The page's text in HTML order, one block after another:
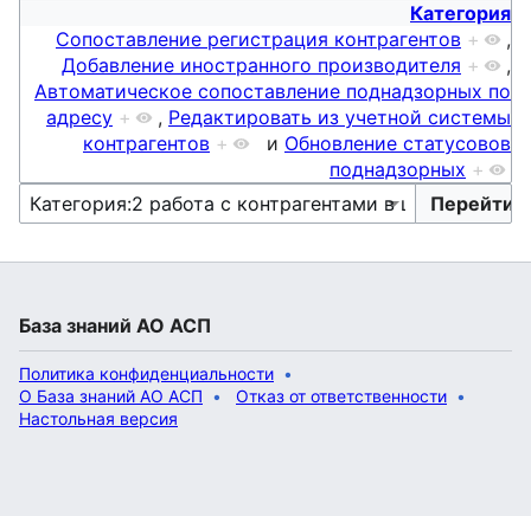
Категория
Сопоставление регистрация контрагентов +
,
Добавление иностранного производителя +
,
Автоматическое сопоставление поднадзорных по
адресу + , Редактировать из учетной системы
контрагентов + и Обновление статусовов
поднадзорных +
База знаний АО АСП
Политика конфиденциальности
О База знаний АО АСП
Отказ от ответственности
Настольная версия